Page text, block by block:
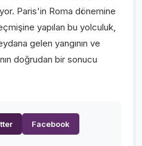
Paris'in Roma dönemine
yapılan bu yolculuk,
gelen yangının ve
doğrudan bir sonucu
Facebook